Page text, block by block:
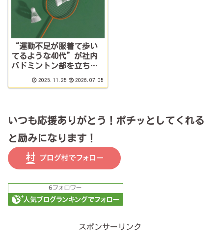
“運動不足が服着て歩い
てるような40代”が社内
バドミントン部を立ち上
2025.11.25 2026.07.05
いつも応援ありがとう！ポチッとしてくれる
と励みになります！
スポンサーリンク